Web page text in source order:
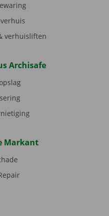
verhuisliften
Archisafe
Markant